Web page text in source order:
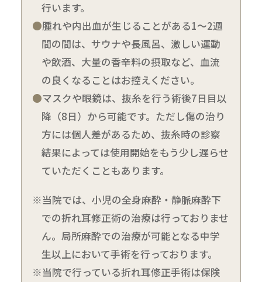
行います。
腫れや内出血が生じることがある1～2週
間の間は、サウナや長風呂、激しい運動
や飲酒、大量の香辛料の摂取など、血流
の良くなることはお控えください。
マスクや眼鏡は、抜糸を行う術後7日目以
降（8日）から可能です。ただし傷の治り
方には個人差があるため、抜糸時の診察
結果によっては使用開始をもう少し遅らせ
ていただくこともあります。
※当院では、小児の全身麻酔・静脈麻酔下
での折れ耳修正術の治療は行っておりませ
ん。局所麻酔での治療が可能となる中学
生以上において手術を行っております。
※当院で行っている折れ耳修正手術は保険